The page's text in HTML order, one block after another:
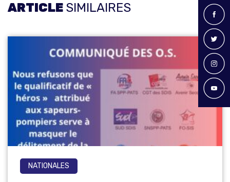
ARTICLE SIMILAIRES
NATIONALES